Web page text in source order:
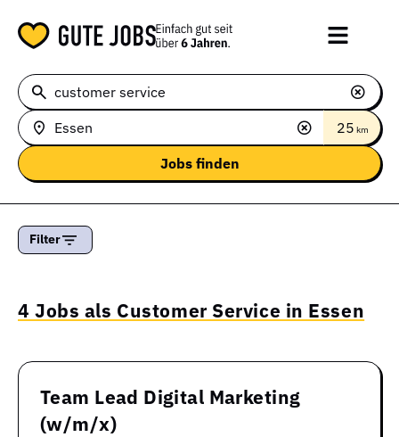
25 km
Filter
4 Jobs als Customer Service in Essen
Team Lead Digital Marketing
(w/m/x)